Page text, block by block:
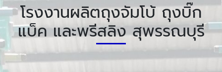
โรงงานผลิตถุงจัมโบ้ ถุงบิ๊ก
แบ็ค และพรีสลิง สุพรรณบุรี